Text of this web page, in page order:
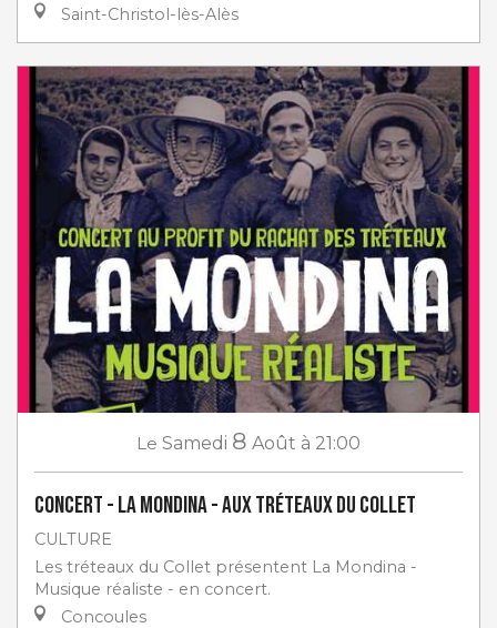
Saint-Christol-lès-Alès
Le Samedi 8 Août à 21:00
Concert - La Mondina - aux Tréteaux du Collet
CULTURE
Les tréteaux du Collet présentent La Mondina -
Musique réaliste - en concert.
Concoules